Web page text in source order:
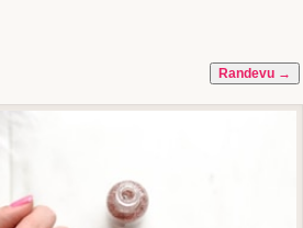
Randevu →